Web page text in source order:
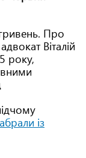
Про
Віталій
року,
із